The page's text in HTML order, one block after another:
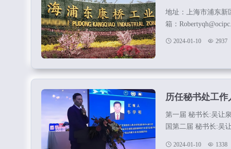
地址：上海市浦东新
箱：
2024-01-10 2937
历任秘书处工作
第一届 秘书长:吴
国第二届 秘书长:
2024-01-10 1338